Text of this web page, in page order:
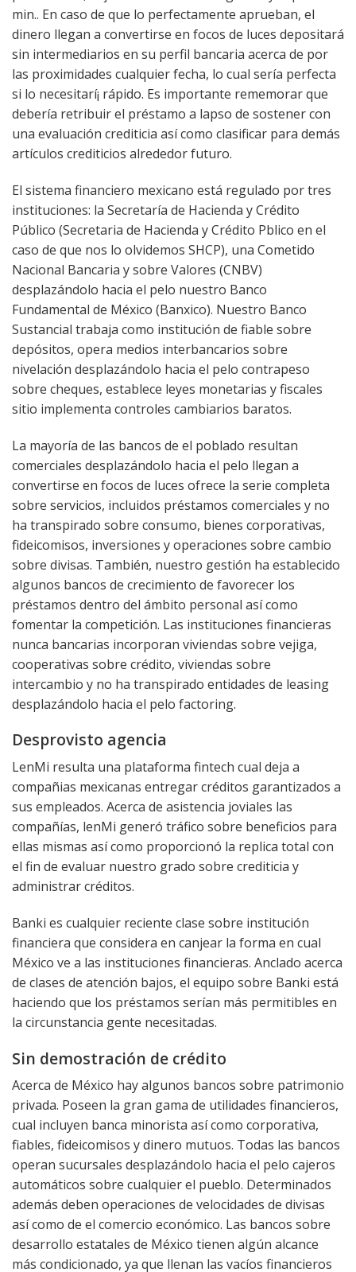
min.. En caso de que lo perfectamente aprueban, el
dinero llegan a convertirse en focos de luces depositará
sin intermediarios en su perfil bancaria acerca de por
las proximidades cualquier fecha, lo cual serí­a perfecta
si lo necesitarí¡ rápido. Es importante rememorar que
debería retribuir el préstamo a lapso de sostener con
una evaluación crediticia así­ como clasificar para demás
artículos crediticios alrededor futuro.
El sistema financiero mexicano está regulado por tres
instituciones: la Secretaría de Hacienda y Crédito
Público (Secretaria de Hacienda y Crédito Pblico en el
caso de que nos lo olvidemos SHCP), una Cometido
Nacional Bancaria y sobre Valores (CNBV)
desplazándolo hacia el pelo nuestro Banco
Fundamental de México (Banxico). Nuestro Banco
Sustancial trabaja como institución de fiable sobre
depósitos, opera medios interbancarios sobre
nivelación desplazándolo hacia el pelo contrapeso
sobre cheques, establece leyes monetarias y fiscales
sitio implementa controles cambiarios baratos.
La mayoría de las bancos de el poblado resultan
comerciales desplazándolo hacia el pelo llegan a
convertirse en focos de luces ofrece la serie completa
sobre servicios, incluidos préstamos comerciales y no
ha transpirado sobre consumo, bienes corporativas,
fideicomisos, inversiones y operaciones sobre cambio
sobre divisas. También, nuestro gestión ha establecido
algunos bancos de crecimiento de favorecer los
préstamos dentro del ámbito personal así­ como
fomentar la competición. Las instituciones financieras
nunca bancarias incorporan viviendas sobre vejiga,
cooperativas sobre crédito, viviendas sobre
intercambio y no ha transpirado entidades de leasing
desplazándolo hacia el pelo factoring.
Desprovisto agencia
LenMi resulta una plataforma fintech cual deja a
compañias mexicanas entregar créditos garantizados a
sus empleados. Acerca de asistencia joviales las
compañías, lenMi generó tráfico sobre beneficios para
ellas mismas así­ como proporcionó la replica total con
el fin de evaluar nuestro grado sobre crediticia y
administrar créditos.
Banki es cualquier reciente clase sobre institución
financiera que considera en canjear la forma en cual
México ve a las instituciones financieras. Anclado acerca
de clases de atención bajos, el equipo sobre Banki está
haciendo que los préstamos serían más permitibles en
la circunstancia gente necesitadas.
Sin demostración de crédito
Acerca de México hay algunos bancos sobre patrimonio
privada. Poseen la gran gama de utilidades financieros,
cual incluyen banca minorista así­ como corporativa,
fiables, fideicomisos y dinero mutuos. Todas las bancos
operan sucursales desplazándolo hacia el pelo cajeros
automáticos sobre cualquier el pueblo. Determinados
además deben operaciones de velocidades de divisas
así­ como de el comercio económico. Las bancos sobre
desarrollo estatales de México tienen algún alcance
más condicionado, ya que llenan las vacíos financieros